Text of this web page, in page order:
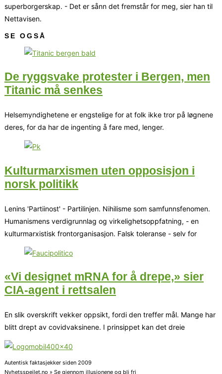
superborgerskap. - Det er sånn det fremstår for meg, sier han til
Nettavisen.
SE OGSÅ
De ryggsvake protester i Bergen, men
Titanic må senkes
Helsemyndighetene er engstelige for at folk ikke tror på løgnene
deres, for da har de ingenting å fare med, lenger.
Kulturmarxismen uten opposisjon i
norsk politikk
Lenins 'Partiinost' - Partilinjen. Nihilisme som samfunnsfenomen.
Humanismens verdigrunnlag og virkelighetsoppfatning, - en
kulturmarxistisk frontorganisasjon. Falsk toleranse - selv for
«Vi designet mRNA for å drepe,» sier
CIA-agent i rettsalen
En slik overskrift vekker oppsikt, fordi den treffer mål. Mange har
blitt drept av covidvaksinene. I prinsippet kan det dreie
Autentisk faktasjekker siden 2009
Nyhetsspeilet.no » Se gjennom illusjonene og bli fri